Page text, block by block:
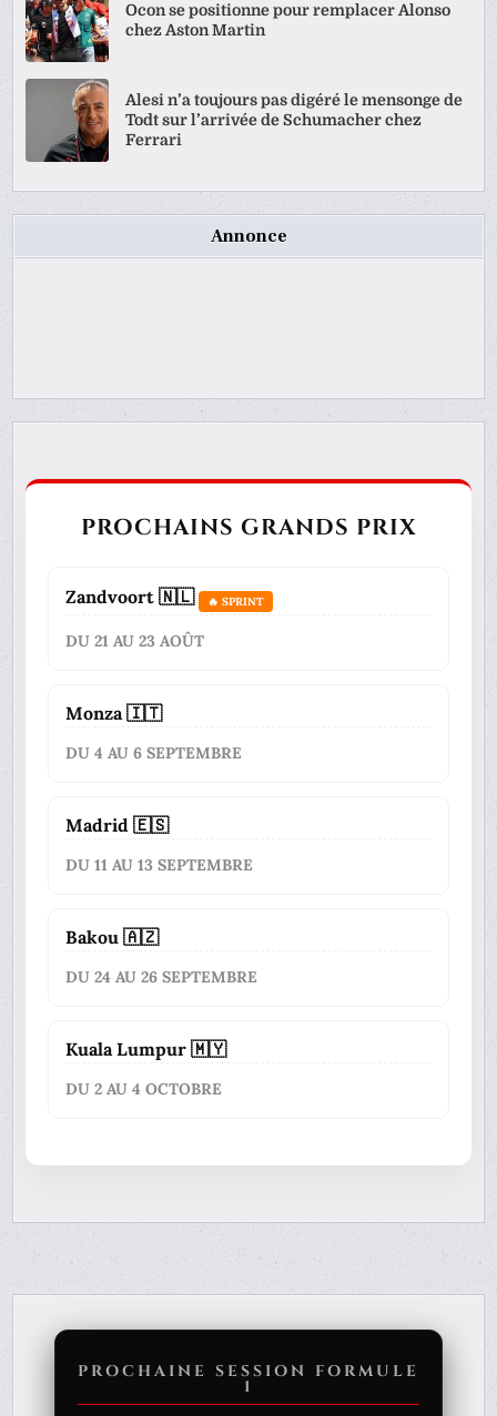
Ocon se positionne pour remplacer Alonso
chez Aston Martin
Alesi n’a toujours pas digéré le mensonge de
Todt sur l’arrivée de Schumacher chez
Ferrari
Annonce
PROCHAINS GRANDS PRIX
Zandvoort 🇳🇱 🔥 SPRINT
DU 21 AU 23 AOÛT
Monza 🇮🇹
DU 4 AU 6 SEPTEMBRE
Madrid 🇪🇸
DU 11 AU 13 SEPTEMBRE
Bakou 🇦🇿
DU 24 AU 26 SEPTEMBRE
Kuala Lumpur 🇲🇾
DU 2 AU 4 OCTOBRE
PROCHAINE SESSION FORMULE
1